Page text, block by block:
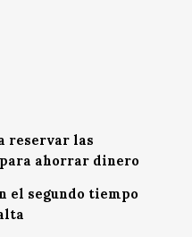
reservar las
para ahorrar dinero
el segundo tiempo